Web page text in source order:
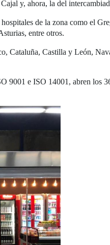
y, ahora, la del
de la zona como el
entre otros.
Cataluña, Castilla y León,
9001 e ISO 14001, abren los